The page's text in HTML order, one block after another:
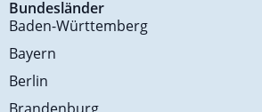
Bundesländer
Baden-Württemberg
Bayern
Berlin